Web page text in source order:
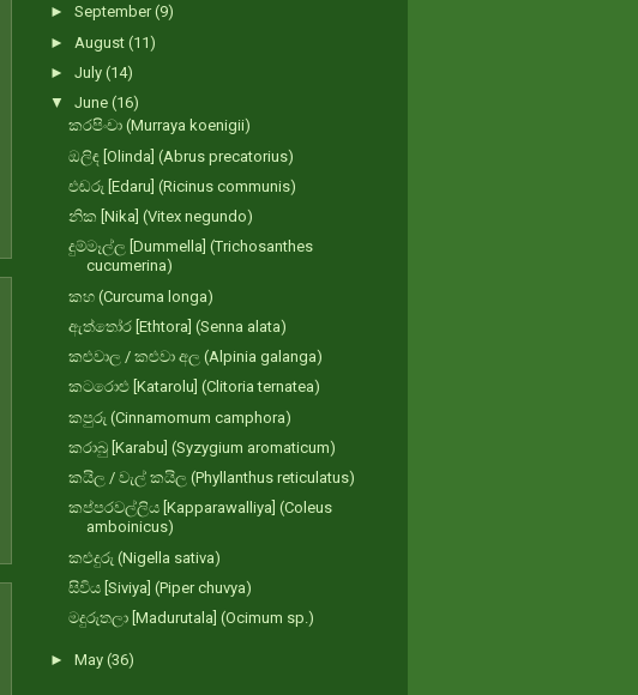
► September(9)
► August (11)
► July (14)
▼ June (16)
කරපිංචා (Murraya koenigii)
ඔලිඳ [Olinda] (Abrus precatorius)
එඬරු [Edaru] (Ricinus communis)
නික [Nika] (Vitex negundo)
දුම්මෑල්ල [Dummella] (Trichosanthes
cucumerina)
කහ (Curcuma longa)
ඇත්තෝර [Ethtora] (Senna alata)
කළුවාල / කළුවා අල (Alpinia galanga)
කටරොළු [Katarolu] (Clitoria ternatea)
කපුරු (Cinnamomum camphora)
කරාබු [Karabu] (Syzygium aromaticum)
කයිල / වැල් කයිල (Phyllanthus reticulatus)
කප්පරවල්ලිය [Kapparawalliya] (Coleus
amboinicus)
කළුදුරු (Nigella sativa)
සිවිය [Siviya] (Piper chuvya)
මදුරුතලා [Madurutala] (Ocimum sp.)
► May (36)